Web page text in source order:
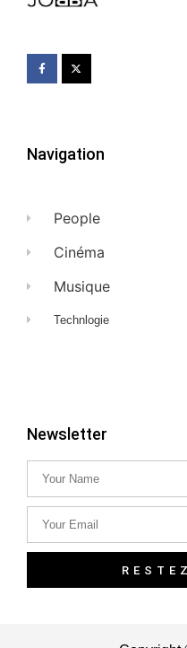
Navigation
People
Cinéma
Musique
Technlogie
Newsletter